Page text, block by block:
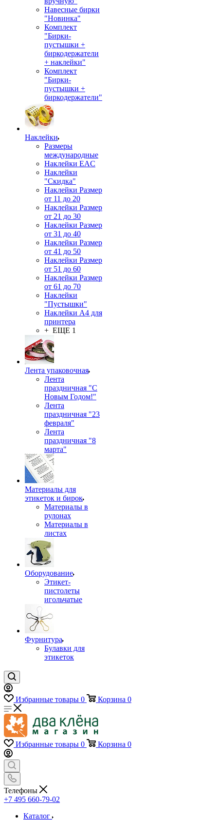
Навесные бирки
"Новинка"
Комплект
"Бирки-
пустышки +
биркодержатели
+ наклейки"
Комплект
"Бирки-
пустышки +
биркодержатели"
Наклейки
Размеры
международные
Наклейки EAC
Наклейки
"Скидка"
Наклейки Размер
от 11 до 20
Наклейки Размер
от 21 до 30
Наклейки Размер
от 31 до 40
Наклейки Размер
от 41 до 50
Наклейки Размер
от 51 до 60
Наклейки Размер
от 61 до 70
Наклейки
"Пустышки"
Наклейки А4 для
принтера
+ ЕЩЕ 1
Лента упаковочная
Лента
праздничная "С
Новым Годом!"
Лента
праздничная "23
февраля"
Лента
праздничная "8
марта"
Материалы для
этикеток и бирок
Материалы в
рулонах
Материалы в
листах
Оборудование
Этикет-
пистолеты
игольчатые
Фурнитура
Булавки для
этикеток
Избранные товары 0 Корзина 0
Избранные товары 0 Корзина 0
Телефоны
+7 495 660-79-02
Каталог